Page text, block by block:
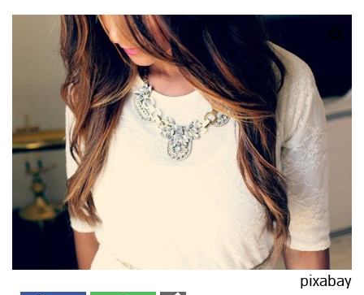
pixabay